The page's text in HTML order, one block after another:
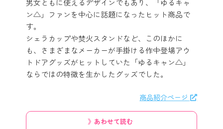
男女ともに使えるデザインでもあり、「ゆるキャ
ン△」ファンを中心に話題になったヒット商品で
す。
シェラカップや焚火スタンドなど、このほかに
も、さまざまなメーカーが手掛ける作中登場アウ
トドアグッズがヒットしていた「ゆるキャン△」
ならではの特徴を生かしたグッズでした。
商品紹介ページ
》あわせて読む